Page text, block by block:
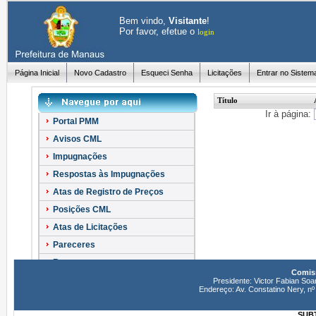
Bem vindo, Visitante!
Por favor, efetue o login
Página Inicial Novo Cadastro Esqueci Senha Licitações Entrar no
Portal PMM
Avisos CML
Impugnações
Respostas às Impugnações
Atas de Registro de Preços
Posições CML
Atas de Licitações
Pareceres
Recursos
Título
Ir à página:
Presidente: Victor Fabian
Endereço: Av. Constatino Nery,